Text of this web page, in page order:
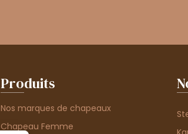
Produits
Nos marques de chapeaux
Chapeau Femme